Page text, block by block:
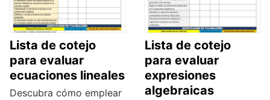
Lista de cotejo
para evaluar
ecuaciones lineales
Descubra cómo emplear
Lista de cotejo
para evaluar
expresiones
algebraicas